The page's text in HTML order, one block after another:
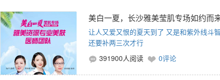
美白一夏，长沙雅美莹肌专场如约而
让人又爱又恨的夏天到了 又是和紫外线斗
还要补两三次才行
391900人阅读
0评论